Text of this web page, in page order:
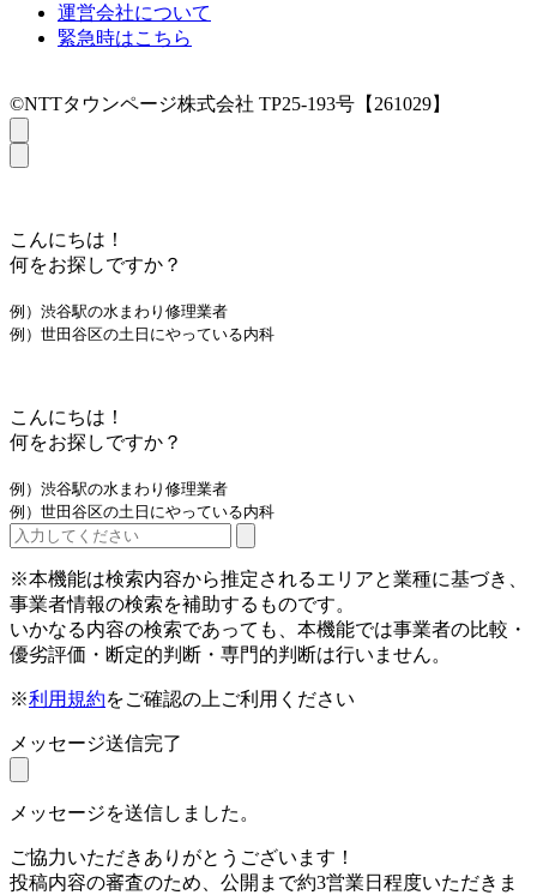
運営会社について
緊急時はこちら
©NTTタウンページ株式会社 TP25-193号【261029】
こんにちは！
何をお探しですか？
例）渋谷駅の水まわり修理業者
例）世田谷区の土日にやっている内科
こんにちは！
何をお探しですか？
例）渋谷駅の水まわり修理業者
例）世田谷区の土日にやっている内科
※本機能は検索内容から推定されるエリアと業種に基づき、
事業者情報の検索を補助するものです。
いかなる内容の検索であっても、本機能では事業者の比較・
優劣評価・断定的判断・専門的判断は行いません。
※利用規約をご確認の上ご利用ください
メッセージ送信完了
メッセージを送信しました。
ご協力いただきありがとうございます！
投稿内容の審査のため、公開まで約3営業日程度いただきま